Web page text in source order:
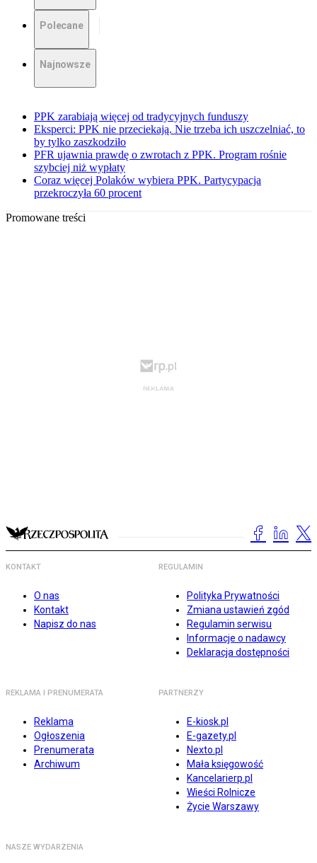
Polecane
Najnowsze
PPK zarabiają więcej od tradycyjnych funduszy
Eksperci: PPK nie przeciekają. Nie trzeba ich uszczelniać, to
by tylko zaszkodziło
PFR ujawnia prawdę o zwrotach z PPK. Program rośnie
szybciej niż wypłaty
Coraz więcej Polaków wybiera PPK. Partycypacja
przekroczyła 60 procent
Promowane treści
KONTAKT
O nas
Kontakt
Napisz do nas
REGULAMIN
Polityka Prywatności
Zmiana ustawień zgód
Regulamin serwisu
Informacje o nadawcy
Deklaracja dostępności
REKLAMA I PRENUMERATA
Reklama
Ogłoszenia
Prenumerata
Archiwum
PARTNERZY
E-kiosk.pl
E-gazety.pl
Nexto.pl
Mała księgowość
Kancelarierp.pl
Wieści Rolnicze
Życie Warszawy
NASZE WYDARZENIA